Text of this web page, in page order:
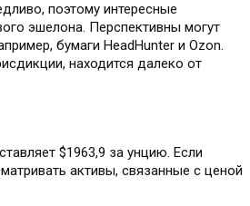
поэтому интересные
эшелона. Перспективны могут
бумаги HeadHunter и Ozon.
находится далеко от
$1963,9 за унцию. Если
активы, связанные с ценой